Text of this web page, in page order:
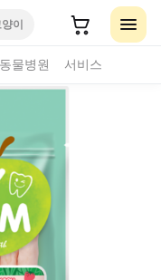
양이
동물병원 서비스